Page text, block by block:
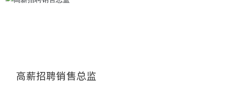
高薪招聘销售总监